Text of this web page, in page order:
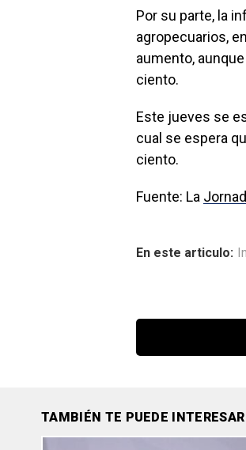
Por su parte, la
agropecuarios,
aumento,
ciento.
Este jueves se
cual se espera
ciento.
Fuente: La
En este articulo:
TAMBIÉN TE PUEDE INTERESAR